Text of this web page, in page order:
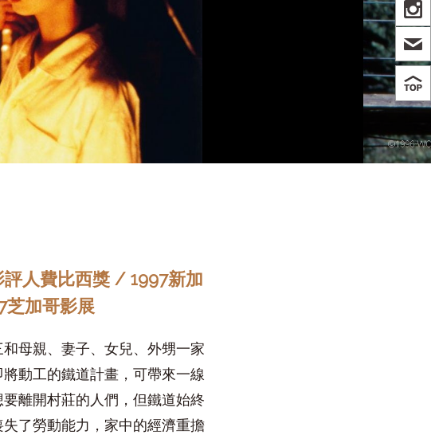
人費比西獎 / 1997新加
加哥影展
母親、妻子、女兒、外甥一家
動工的鐵道計畫，可帶來一線
離開村莊的人們，但鐵道始終
了勞動能力，家中的經濟重擔